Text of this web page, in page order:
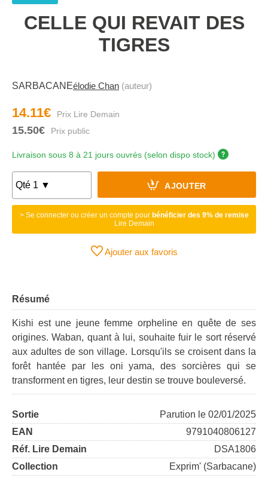
CELLE QUI REVAIT DES
TIGRES
SARBACANEélodie Chan (auteur)
14.11€
15.50€
Livraison sous 8 à 21 jours ouvrés (selon dispo stock)
AJOUTER
> Se connecter ou créer un compte pour bénéficier des 9% de remise
Lire Demain
Ajouter aux favoris
Résumé
Kishi est une jeune femme orpheline en quête de ses
origines. Waban, quant à lui, souhaite fuir le sort réservé
aux adultes de son village. Lorsqu'ils se croisent dans la
forêt hantée par les oni yama, des sorcières qui se
transforment en tigres, leur destin se trouve bouleversé.
Sortie
Parution le 02/01/2025
EAN
9791040806127
Réf. Lire Demain
DSA1806
Collection
Exprim' (Sarbacane)